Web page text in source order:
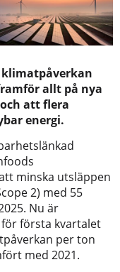
klimatpåverkan
allt på nya
att flera
energi.
minska utsläppen
2) med 55
Nu är
första kvartalet
per ton
med 2021.